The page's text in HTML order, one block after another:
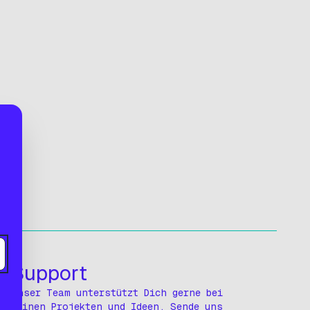
Support
Unser Team unterstützt Dich gerne bei
Deinen Projekten und Ideen. Sende uns